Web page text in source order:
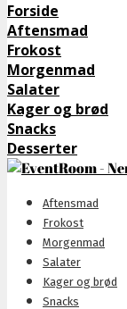
Forside
Aftensmad
Frokost
Morgenmad
Salater
Kager og brød
Snacks
Desserter
Aftensmad
Frokost
Morgenmad
Salater
Kager og brød
Snacks